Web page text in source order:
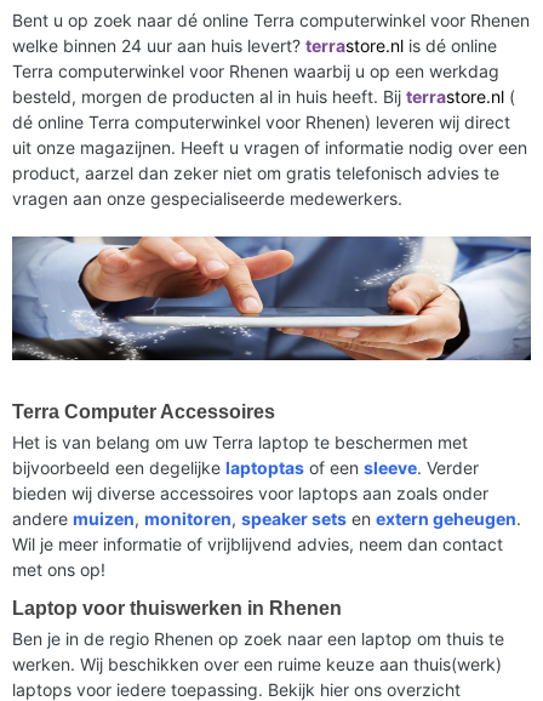
Bent u op zoek naar dé online Terra computerwinkel voor Rhenen
welke binnen 24 uur aan huis levert? terrastore.nl is dé online
Terra computerwinkel voor Rhenen waarbij u op een werkdag
besteld, morgen de producten al in huis heeft. Bij terrastore.nl (
dé online Terra computerwinkel voor Rhenen) leveren wij direct
uit onze magazijnen. Heeft u vragen of informatie nodig over een
product, aarzel dan zeker niet om gratis telefonisch advies te
vragen aan onze gespecialiseerde medewerkers.
Terra Computer Accessoires
Het is van belang om uw Terra laptop te beschermen met
bijvoorbeeld een degelijke laptoptas of een sleeve. Verder
bieden wij diverse accessoires voor laptops aan zoals onder
andere muizen, monitoren, speaker sets en extern geheugen.
Wil je meer informatie of vrijblijvend advies, neem dan contact
met ons op!
Laptop voor thuiswerken in Rhenen
Ben je in de regio Rhenen op zoek naar een laptop om thuis te
werken. Wij beschikken over een ruime keuze aan thuis(werk)
laptops voor iedere toepassing. Bekijk hier ons overzicht